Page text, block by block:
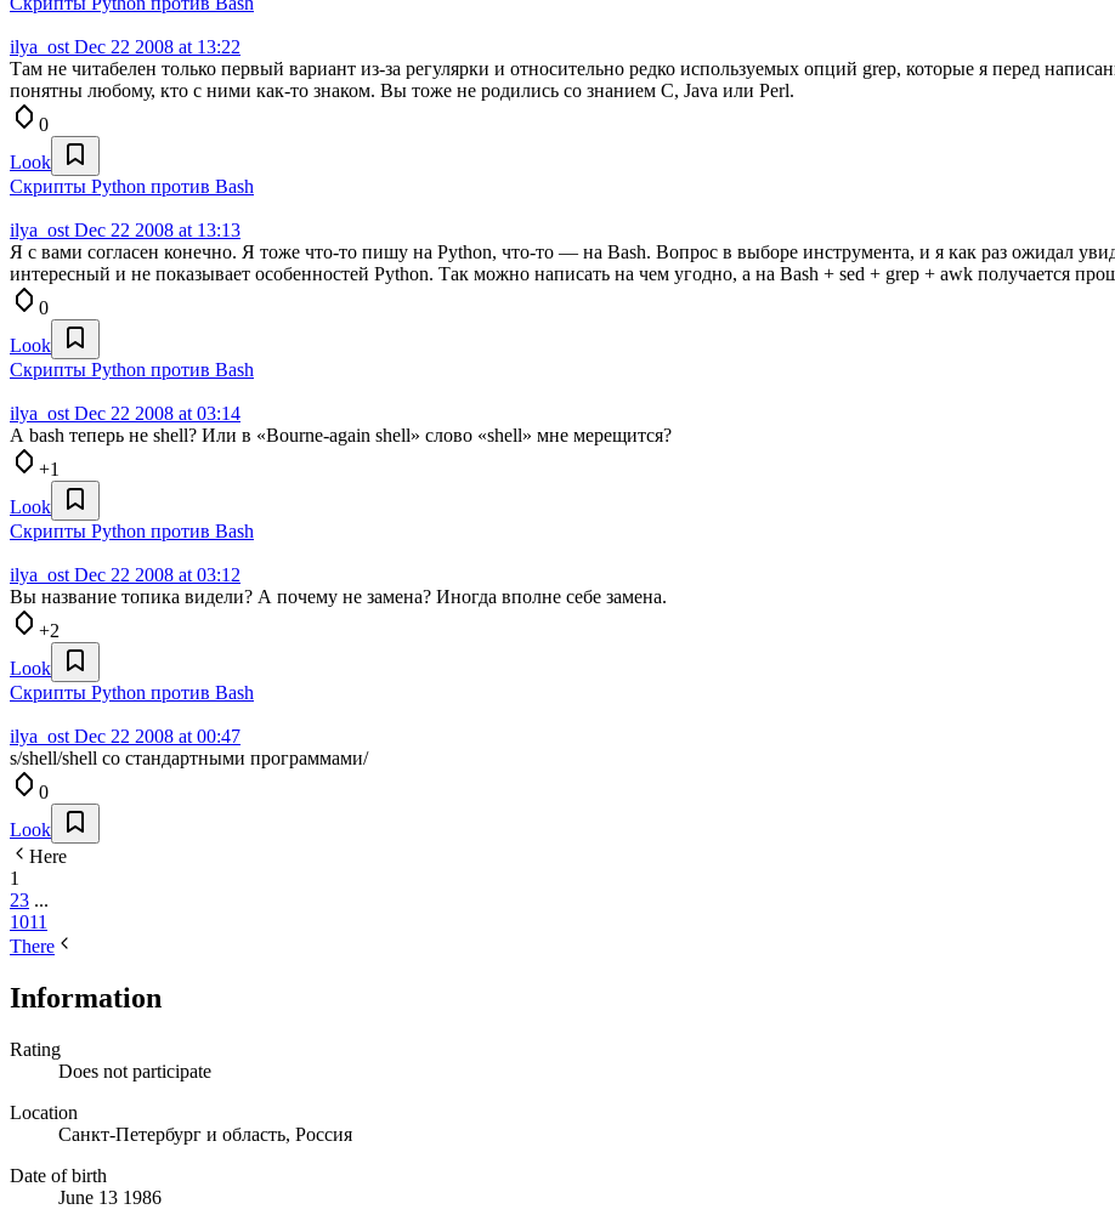
ilya_ost Dec 22 2008 at 13:22
Там не читабелен только первый вариант из-за регулярки и относительно редко используемых опций grep, которые я перед
понятны любому, кто с ними как-то знаком. Вы тоже не родились со знанием C, Java или Perl.
0
Look
Скрипты Python против Bash
ilya_ost Dec 22 2008 at 13:13
Я с вами согласен конечно. Я тоже что-то пишу на Python, что-то — на Bash. Вопрос в выборе инструмента, и я как раз ожидал
интересный и не показывает особенностей Python. Так можно написать на чем угодно, а на Bash + sed + grep + awk получается
0
Look
Скрипты Python против Bash
ilya_ost Dec 22 2008 at 03:14
А bash теперь не shell? Или в «Bourne-again shell» слово «shell» мне мерещится?
+1
Look
Скрипты Python против Bash
ilya_ost Dec 22 2008 at 03:12
Вы название топика видели? А почему не замена? Иногда вполне себе замена.
+2
Look
Скрипты Python против Bash
ilya_ost Dec 22 2008 at 00:47
s/shell/shell со стандартными программами/
0
Look
Here
1
23 ...
1011
There
Information
Rating
Does not participate
Location
Санкт-Петербург и область, Россия
Date of birth
June 13 1986